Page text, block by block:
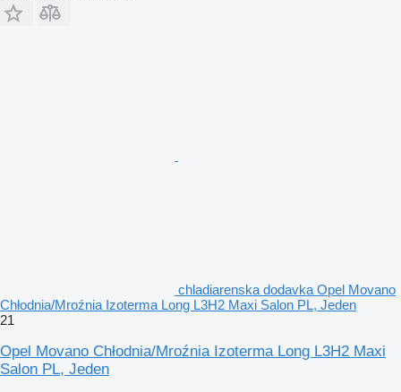
chladiarenska dodavka Opel Movano
Chłodnia/Mroźnia Izoterma Long L3H2 Maxi Salon PL, Jeden
21
Opel Movano Chłodnia/Mroźnia Izoterma Long L3H2 Maxi
Salon PL, Jeden